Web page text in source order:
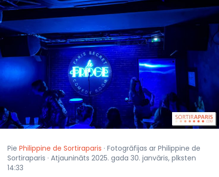
Pie Philippine de Sortiraparis · Fotogrāfijas ar Philippine de
Sortiraparis · Atjaunināts 2025. gada 30. janvāris, plksten
14:33